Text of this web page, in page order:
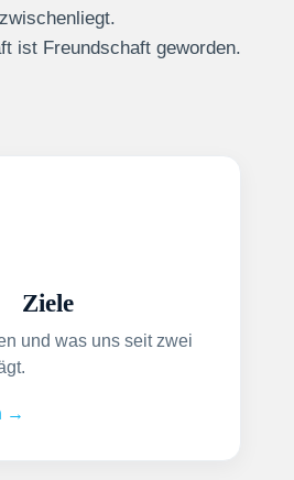
ist Freundschaft geworden.
Ziele
und was uns seit zwei
→